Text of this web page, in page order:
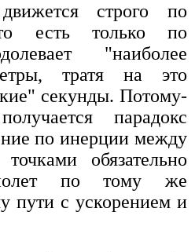
строго по
есть только по
"наиболее
тратя на это
секунды. Потому-
парадокс
по инерции между
обязательно
по тому же
пути с ускорением и